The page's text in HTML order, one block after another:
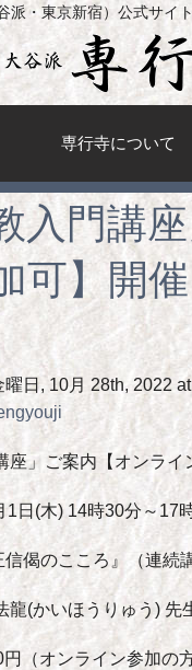
派・東京新宿）公式サイト
専行寺について
入門講
可】開
曜日, 10月 28th, 2022
座」ご案内【オンライ
日(木) 14時30分～
のこころ』（連続講
(かいほうりゅう) 先
オンライン参加の方